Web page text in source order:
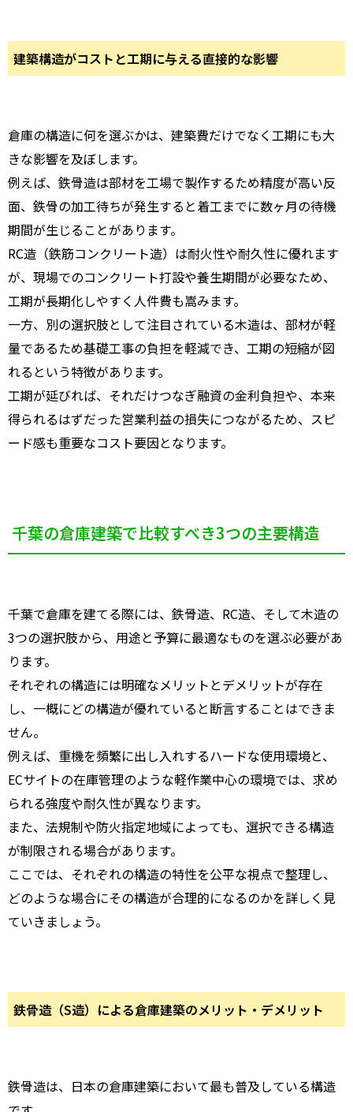
建築構造がコストと工期に与える直接的な影響
倉庫の構造に何を選ぶかは、建築費だけでなく工期にも大
きな影響を及ぼします。
例えば、鉄骨造は部材を工場で製作するため精度が高い反
面、鉄骨の加工待ちが発生すると着工までに数ヶ月の待機
期間が生じることがあります。
RC造（鉄筋コンクリート造）は耐火性や耐久性に優れます
が、現場でのコンクリート打設や養生期間が必要なため、
工期が長期化しやすく人件費も嵩みます。
一方、別の選択肢として注目されている木造は、部材が軽
量であるため基礎工事の負担を軽減でき、工期の短縮が図
れるという特徴があります。
工期が延びれば、それだけつなぎ融資の金利負担や、本来
得られるはずだった営業利益の損失につながるため、スピ
ード感も重要なコスト要因となります。
千葉の倉庫建築で比較すべき3つの主要構造
千葉で倉庫を建てる際には、鉄骨造、RC造、そして木造の
3つの選択肢から、用途と予算に最適なものを選ぶ必要があ
ります。
それぞれの構造には明確なメリットとデメリットが存在
し、一概にどの構造が優れていると断言することはできま
せん。
例えば、重機を頻繁に出し入れするハードな使用環境と、
ECサイトの在庫管理のような軽作業中心の環境では、求め
られる強度や耐久性が異なります。
また、法規制や防火指定地域によっても、選択できる構造
が制限される場合があります。
ここでは、それぞれの構造の特性を公平な視点で整理し、
どのような場合にその構造が合理的になるのかを詳しく見
ていきましょう。
鉄骨造（S造）による倉庫建築のメリット・デメリット
鉄骨造は、日本の倉庫建築において最も普及している構造